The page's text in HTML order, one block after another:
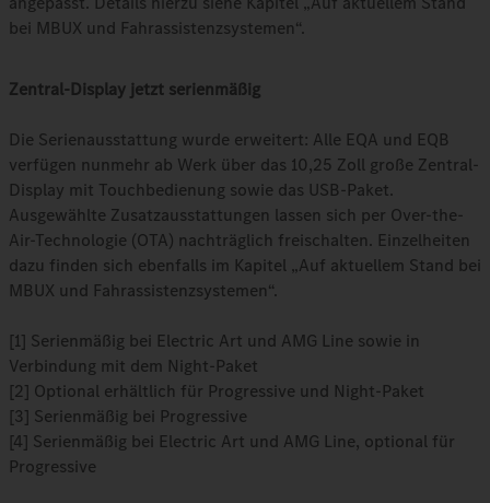
bei MBUX und Fahrassistenzsystemen“.
Zentral-Display jetzt serienmäßig
Die Serienausstattung wurde erweitert: Alle EQA und EQB
verfügen nunmehr ab Werk über das 10,25 Zoll große Zentral-
Display mit Touchbedienung sowie das USB-Paket.
Ausgewählte Zusatzausstattungen lassen sich per Over-the-
Air-Technologie (OTA) nachträglich freischalten. Einzelheiten
dazu finden sich ebenfalls im Kapitel „Auf aktuellem Stand bei
MBUX und Fahrassistenzsystemen“.
[1] Serienmäßig bei Electric Art und AMG Line sowie in
Verbindung mit dem Night-Paket
[2] Optional erhältlich für Progressive und Night-Paket
[3] Serienmäßig bei Progressive
[4] Serienmäßig bei Electric Art und AMG Line, optional für
Progressive